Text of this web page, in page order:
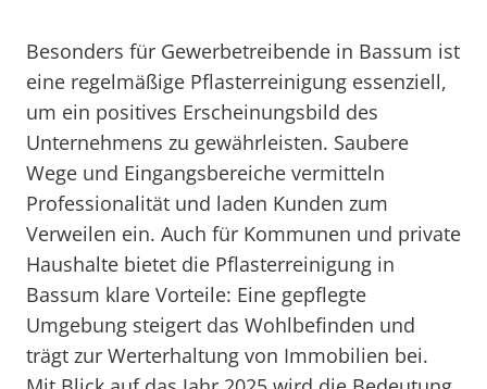
Besonders für Gewerbetreibende in Bassum ist
eine regelmäßige Pflasterreinigung essenziell,
um ein positives Erscheinungsbild des
Unternehmens zu gewährleisten. Saubere
Wege und Eingangsbereiche vermitteln
Professionalität und laden Kunden zum
Verweilen ein. Auch für Kommunen und private
Haushalte bietet die Pflasterreinigung in
Bassum klare Vorteile: Eine gepflegte
Umgebung steigert das Wohlbefinden und
trägt zur Werterhaltung von Immobilien bei.